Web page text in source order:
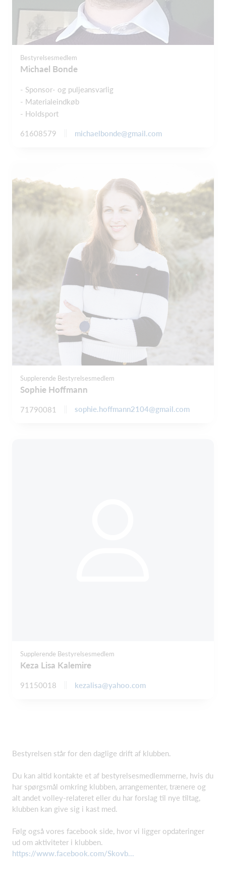
Bestyrelsesmedlem
Michael Bonde
- Sponsor- og puljeansvarlig
- Materialeindkøb
- Holdsport
61608579 michaelbonde@gmail.com
Supplerende Bestyrelsesmedlem
Sophie Hoffmann
71790081 sophie.hoffmann2104@gmail.com
Supplerende Bestyrelsesmedlem
Keza Lisa Kalemire
91150018 kezalisa@yahoo.com
Bestyrelsen står for den daglige drift af klubben.
Du kan altid kontakte et af bestyrelsesmedlemmerne, hvis du
har spørgsmål omkring klubben, arrangementer, trænere og
alt andet volley-relateret eller du har forslag til nye tiltag,
klubben kan give sig i kast med.
Følg også vores facebook side, hvor vi ligger opdateringer
ud om aktiviteter i klubben.
https://www.facebook.com/Skovb...